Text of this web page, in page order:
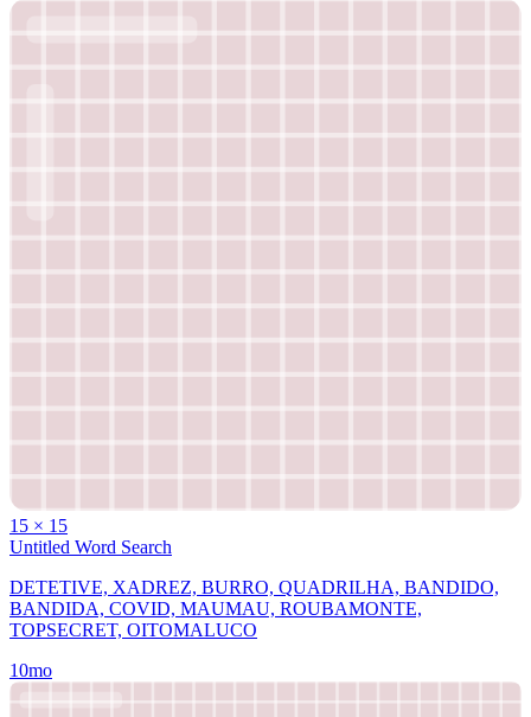
15 × 15
Untitled Word Search
DETETIVE, XADREZ, BURRO, QUADRILHA, BANDIDO,
BANDIDA, COVID, MAUMAU, ROUBAMONTE,
TOPSECRET, OITOMALUCO
10mo